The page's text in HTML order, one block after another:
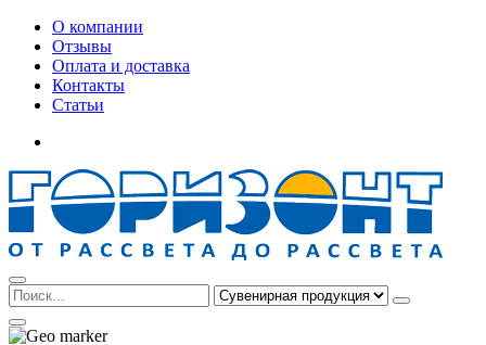
О компании
Отзывы
Оплата и доставка
Контакты
Статьи